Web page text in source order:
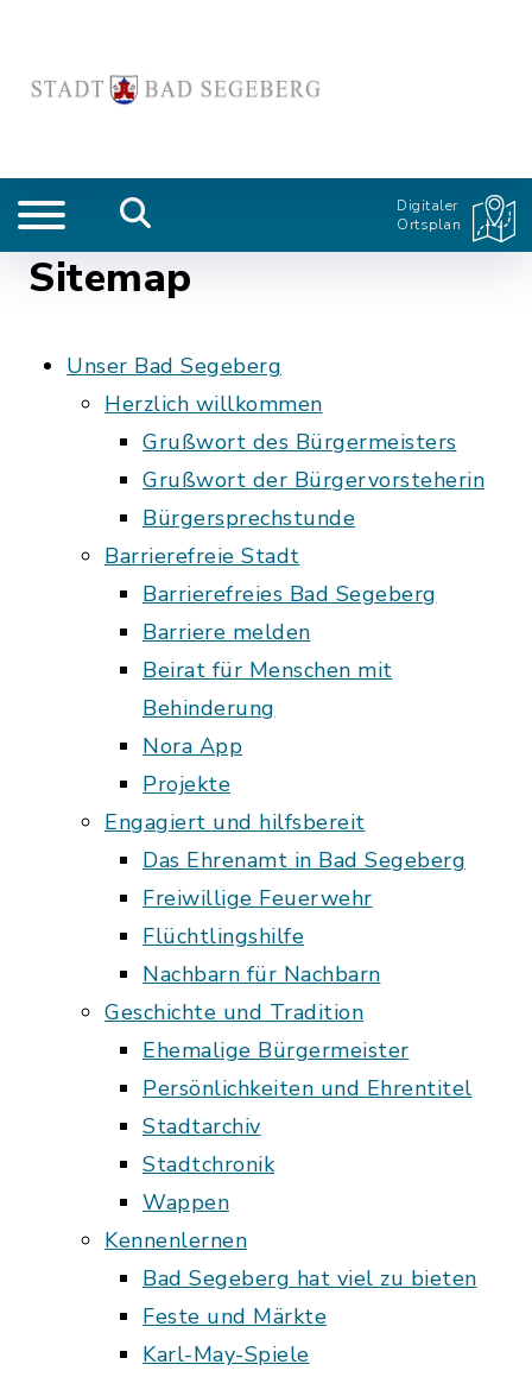
Digitaler
Ortsplan
Sitemap
Unser Bad Segeberg
Herzlich willkommen
Grußwort des Bürgermeisters
Grußwort der Bürgervorsteherin
Bürgersprechstunde
Barrierefreie Stadt
Barrierefreies Bad Segeberg
Barriere melden
Beirat für Menschen mit
Behinderung
Nora App
Projekte
Engagiert und hilfsbereit
Das Ehrenamt in Bad Segeberg
Freiwillige Feuerwehr
Flüchtlingshilfe
Nachbarn für Nachbarn
Geschichte und Tradition
Ehemalige Bürgermeister
Persönlichkeiten und Ehrentitel
Stadtarchiv
Stadtchronik
Wappen
Kennenlernen
Bad Segeberg hat viel zu bieten
Feste und Märkte
Karl-May-Spiele